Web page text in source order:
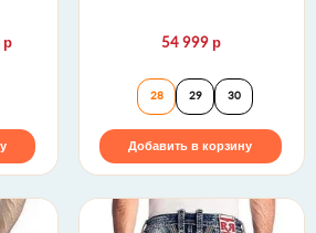
р
FLEUR WILLARD Affliction
54 999р
Джинсы FRADY
28 29 30
Добавить в корзину